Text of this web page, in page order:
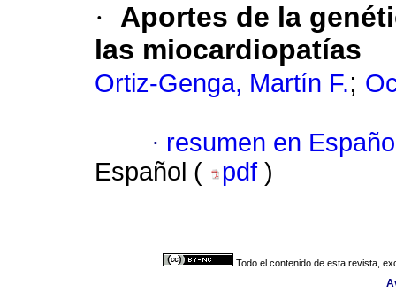
·
Aportes de la
las miocardiopatías
Ortiz-Genga, Martín F.;
· resumen en
Español (
pdf )
Todo el contenido de esta revista,